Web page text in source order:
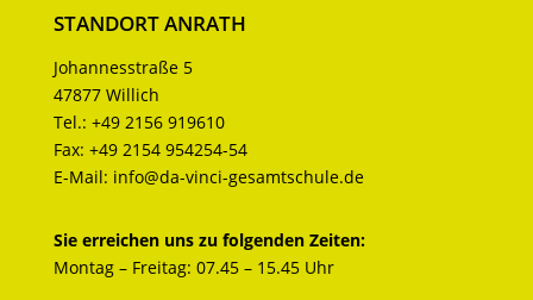
STANDORT ANRATH
Johannesstraße 5
47877 Willich
Tel.: +49 2156 919610
Fax: +49 2154 954254-54
E-Mail: info@da-vinci-gesamtschule.de
Sie erreichen uns zu folgenden Zeiten:
Montag – Freitag: 07.45 – 15.45 Uhr